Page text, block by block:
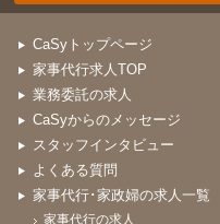
CaSyトップページ
家事代行求人TOP
業務委託の求人
CaSyからのメッセージ
スタッフインタビュー
よくある質問
家事代行･家政婦の求人一覧
家事代行の求人